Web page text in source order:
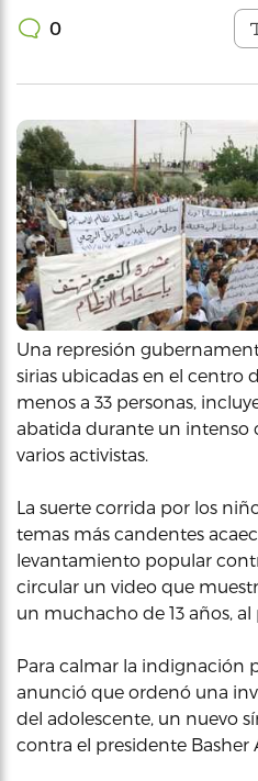
0
Una represión
sirias ubicadas en el centro
menos a 33 personas,
abatida durante un intenso
varios activistas.
La suerte corrida por los
temas más candentes
levantamiento popular
circular un video que
un muchacho de 13 años,
Para calmar la indignación
anunció que ordenó una
del adolescente, un nuevo
contra el presidente Basher